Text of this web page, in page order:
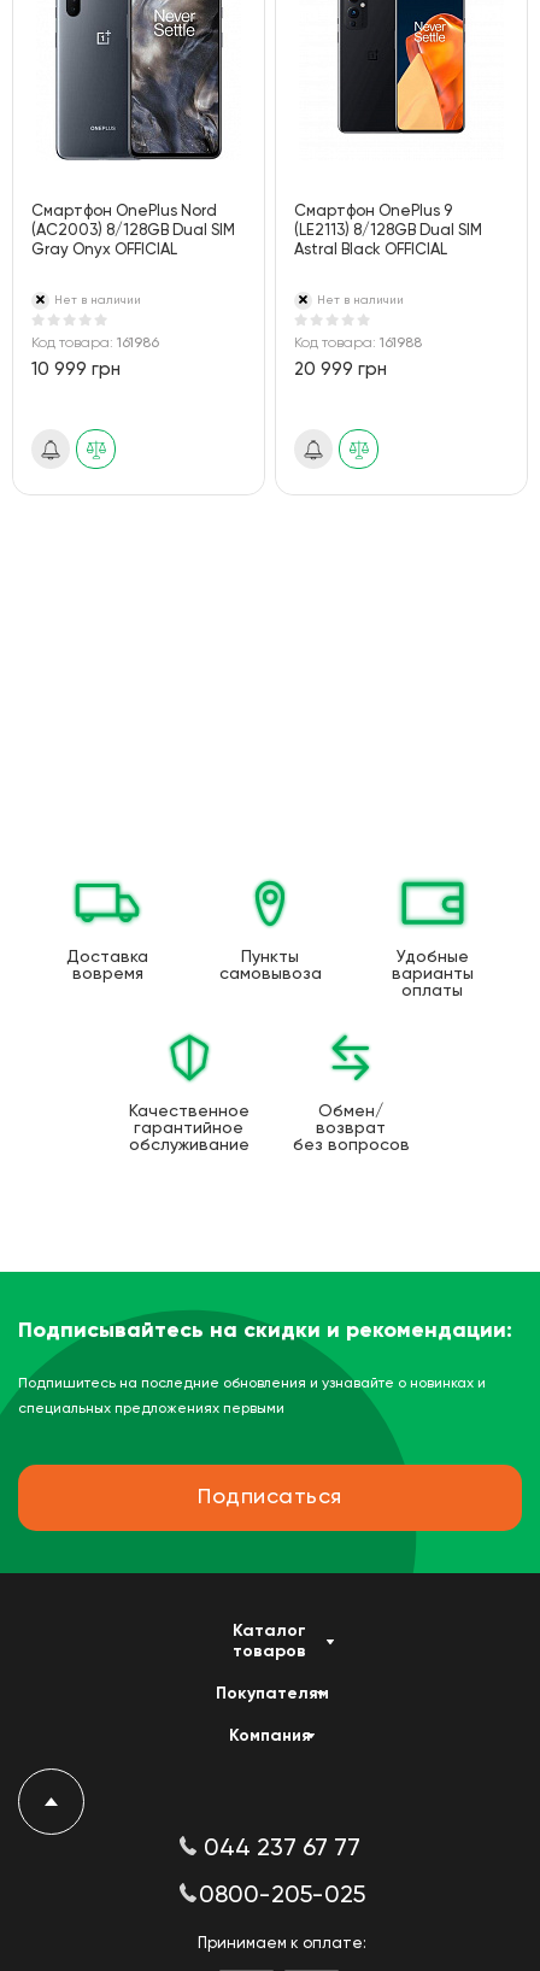
Смартфон OnePlus Nord
(AC2003) 8/128GB Dual SIM
Gray Onyx OFFICIAL
Нет в наличии
Код товара: 161986
10 999 грн
Смартфон OnePlus 9
(LE2113) 8/128GB Dual SIM
Astral Black OFFICIAL
Нет в наличии
Код товара:161988
20 999 грн
Доставка
вовремя
Пункты
самовывоза
Удобные
варианты
оплаты
Качественное
гарантийное
обслуживание
Обмен/
возврат
без вопросов
Подписывайтесь на скидки и рекомендации:
Подпишитесь на последние обновления и узнавайте о новинках и
специальных предложениях первыми
Подписаться
Каталог
товаров
Покупателям
Компания
044 237 67 77
0800-205-025
Принимаем к оплате: